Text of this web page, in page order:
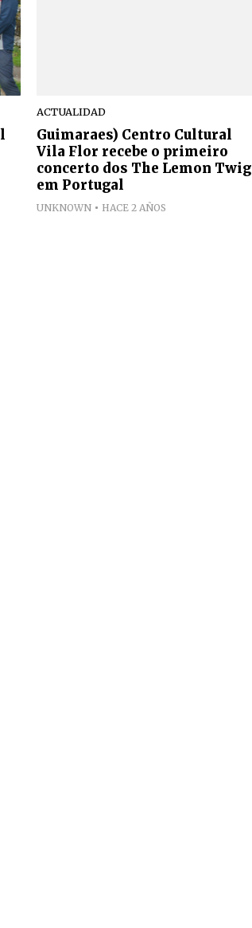
ACTUALIDAD
Guimaraes) Centro Cultural
Vila Flor recebe o primeiro
concerto dos The Lemon
em Portugal
UNKNOWN HACE 2 AÑOS